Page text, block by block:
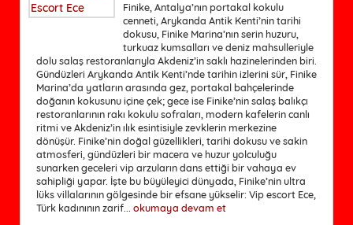
Finike, Antalya’nın portakal kokulu
cenneti, Arykanda Antik Kenti’nin tarihi
dokusu, Finike Marina’nın serin huzuru,
turkuaz kumsalları ve deniz mahsulleriyle
dolu salaş restoranlarıyla Akdeniz’in saklı hazinelerinden biri.
Gündüzleri Arykanda Antik Kenti’nde tarihin izlerini sür, Finike
Marina’da yatların arasında gez, portakal bahçelerinde
doğanın kokusunu içine çek; gece ise Finike’nin salaş balıkçı
restoranlarının rakı kokulu sofraları, modern kafelerin canlı
ritmi ve Akdeniz’in ılık esintisiyle zevklerin merkezine
dönüşür. Finike’nin doğal güzellikleri, tarihi dokusu ve sakin
atmosferi, gündüzleri bir macera ve huzur yolculuğu
sunarken geceleri vip arzuların dans ettiği bir vahaya ev
sahipliği yapar. İşte bu büyüleyici dünyada, Finike’nin ultra
lüks villalarının gölgesinde bir efsane yükselir: Vip escort Ece,
Türk kadınının zarif... okumaya devam et